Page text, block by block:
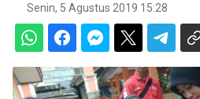
Senin, 5 Agustus 2019 15:28